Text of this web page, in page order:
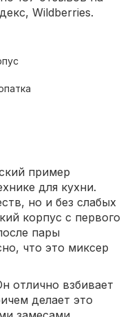
Wildberries.
пример
для кухни.
но и без слабых
корпус с первого
пары
что это миксер
отлично взбивает
делает это